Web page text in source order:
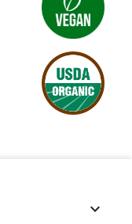
keyboard_arrow_down